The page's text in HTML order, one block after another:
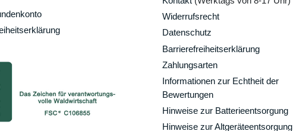
Widerrufsrecht
Datenschutz
Barrierefreiheitserklärung
Zahlungsarten
Informationen zur Echtheit der
Bewertungen
Hinweise zur Batterieentsorgung
Hinweise zur Altgeräteentsorgung